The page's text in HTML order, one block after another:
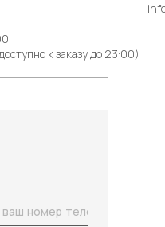
к заказу до 23:00)